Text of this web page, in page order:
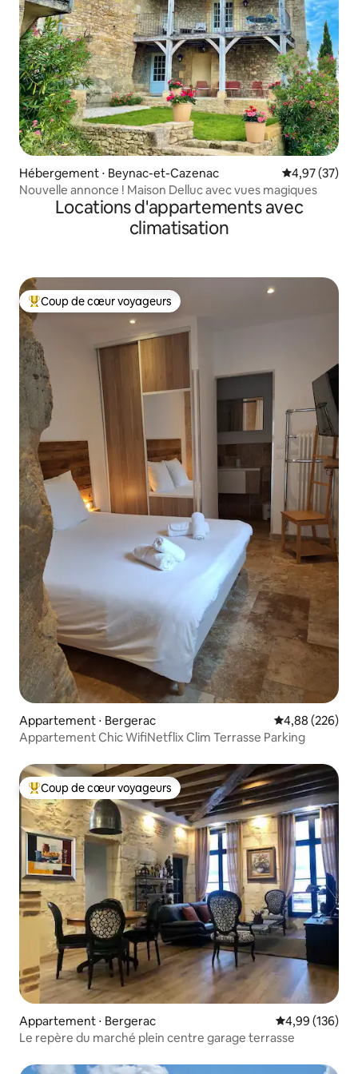
Hébergement ⋅ Beynac-et-Cazenac Évaluation
4,97 (37)
Nouvelle annonce ! Maison Delluc avec vues magiques
Locations d'appartements avec
climatisation
Coups de cœur voyageurs les plus appréciés
Coup de cœur voyageurs
Appartement ⋅ Bergerac Évaluation
4,88 (226)
Appartement Chic WifiNetflix Clim Terrasse Parking
Coups de cœur voyageurs les plus appréciés
Coup de cœur voyageurs
Appartement ⋅ Bergerac Évaluation
4,99 (136)
Le repère du marché plein centre garage terrasse